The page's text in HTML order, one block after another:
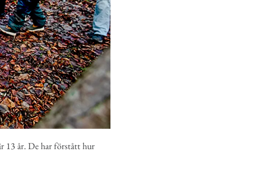
13 år. De har förstått hur